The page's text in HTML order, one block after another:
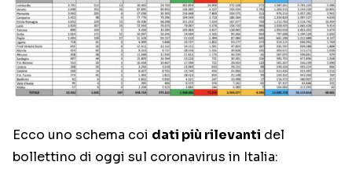
Ecco uno schema coi dati più rilevanti del
bollettino di oggi sul coronavirus in Italia: